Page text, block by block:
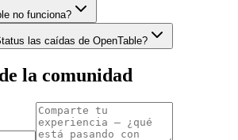
no funciona?
las caídas de OpenTable?
la comunidad